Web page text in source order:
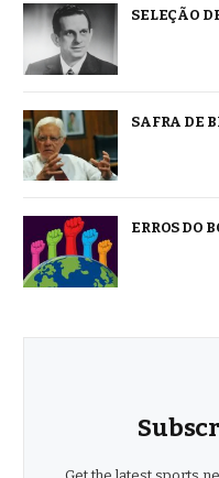
SELEÇÃO
SAFRA DE
ERROS DO